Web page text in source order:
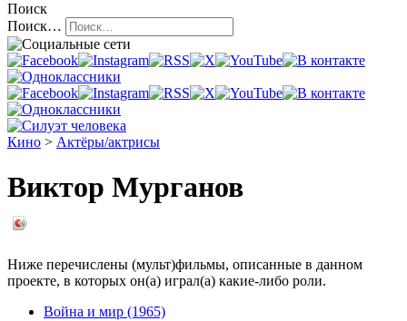
Поиск
Поиск…
Кино > Актёры/актрисы
Виктор Мурганов
Ниже перечислены (мульт)фильмы, описанные в данном
проекте, в которых он(а) играл(а) какие-либо роли.
Война и мир (1965)